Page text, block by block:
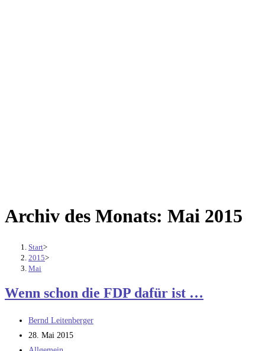
Archiv des Monats: Mai 2015
Start>
2015>
Mai
Wenn schon die FDP dafür ist …
Beitrags-
Autor:
Bernd Leitenberger
Beitrag
28. Mai 2015